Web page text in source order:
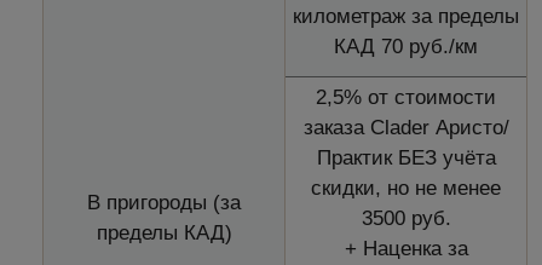
В пригороды (за
пределы КАД)
километраж за пределы
КАД 70 руб./км
2,5% от стоимости
заказа Clader Аристо/
Практик БЕЗ учёта
скидки, но не менее
3500 руб.
+ Наценка за